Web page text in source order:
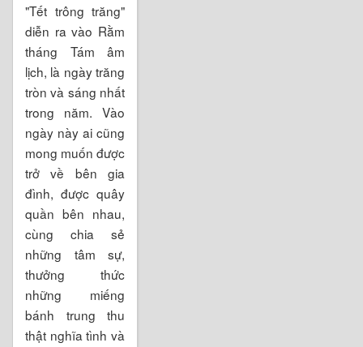
"Tết trông trăng"
diễn ra vào Rằm
tháng Tám âm
lịch, là ngày trăng
tròn và sáng nhất
trong năm. Vào
ngày này ai cũng
mong muốn được
trở về bên gia
đình, được quây
quần bên nhau,
cùng chia sẻ
những tâm sự,
thưởng thức
những miếng
bánh trung thu
thật nghĩa tình và